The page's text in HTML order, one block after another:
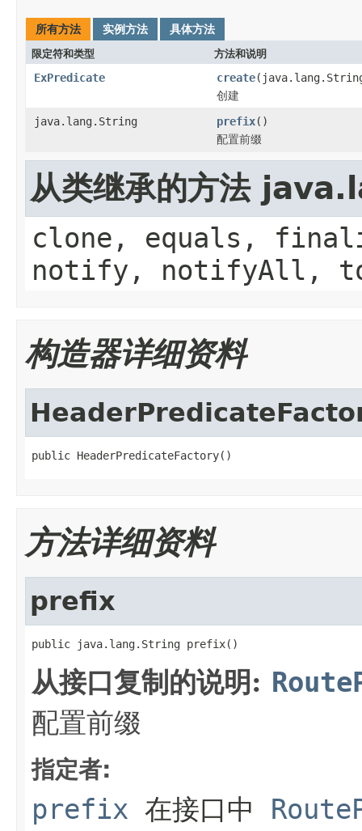
所有方法 实例方法 具体方法
限定符和类型 方法和说明
ExPredicate create
创建
java.lang.String
prefix()
配置前缀
从类继承的方法
clone, equals,
notify, notifyAll,
构造器详细资料
public HeaderPredicateFactory()
方法详细资料
prefix
public java.lang.String prefix()
从接口复制的说明:
配置前缀
指定者:
prefix 在接口中